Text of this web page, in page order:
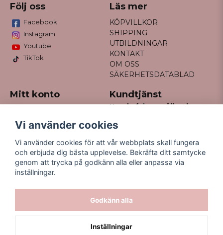
Följ oss
Facebook
Instagram
Youtube
TikTok
Läs mer
KÖPVILLKOR
SHIPPING
UTBILDNINGAR
KONTAKT
OM OSS
SÄKERHETSDATABLAD
Mitt konto
Registrera dig
Glömt lösenord?
Kundtjänst
Har du frågor gällande
kontakt@missfancy.se
Vi använder cookies
Vi använder cookies för att vår webbplats skall fungera
och erbjuda dig bästa upplevelse. Bekräfta ditt samtycke
genom att trycka på godkänn alla eller anpassa via
inställningar.
Godkänn alla
Inställningar